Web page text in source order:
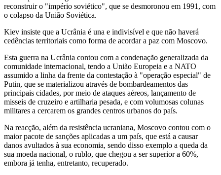
reconstruir o "império soviético", que se desmoronou em 1991, com
o colapso da União Soviética.
Kiev insiste que a Ucrânia é una e indivisível e que não haverá
cedências territoriais como forma de acordar a paz com Moscovo.
Esta guerra na Ucrânia contou com a condenação generalizada da
comunidade internacional, tendo a União Europeia e a NATO
assumido a linha da frente da contestação à "operação especial" de
Putin, que se materializou através de bombardeamentos das
principais cidades, por meio de ataques aéreos, lançamento de
misseis de cruzeiro e artilharia pesada, e com volumosas colunas
militares a cercarem os grandes centros urbanos do país.
Na reacção, além da resistência ucraniana, Moscovo contou com o
maior pacote de sanções aplicadas a um país, que está a causar
danos avultados à sua economia, sendo disso exemplo a queda da
sua moeda nacional, o rublo, que chegou a ser superior a 60%,
embora já tenha, entretanto, recuperado.